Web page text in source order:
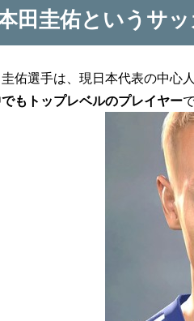
田圭佑というサ
佑選手は、現日本代表の中心
もトップレベルのプレイヤー